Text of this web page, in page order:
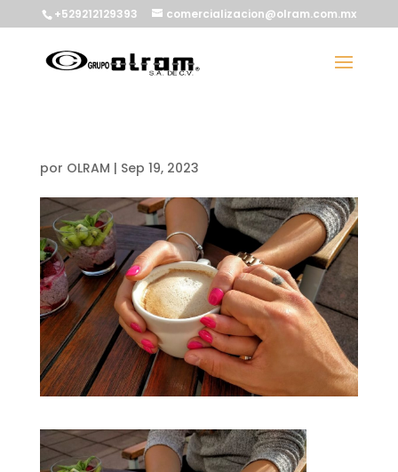
+529212129393 comercializacion@olram.com.mx
por OLRAM | Sep 19, 2023